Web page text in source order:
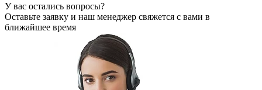
У вас остались вопросы?
Оставьте заявку и наш менеджер свяжется с вами в
ближайшее время